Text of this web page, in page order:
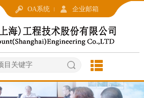
OA系统 企业邮箱